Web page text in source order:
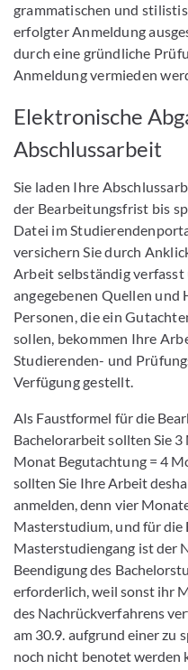
grammatischen und
erfolgter Anmeldung
durch eine gründliche
Anmeldung vermieden
Elektronische
Abschlussarbeit
Sie laden Ihre
der Bearbeitungsfrist bis
Datei im
versichern Sie durch
Arbeit selbständig verfasst
angegebenen Quellen
Personen, die ein
sollen, bekommen Ihre
Studierenden- und
Verfügung gestellt.
Als Faustformel für die
Bachelorarbeit sollten Sie3
Monat Begutachtung = 4
solltenSie Ihre Arbeit
anmelden, denn vier
Masterstudium, und für die
Masterstudiengang ist der
Beendigung des
erforderlich, weil sonst ihr
des Nachrückverfahrens
am 30.9. aufgrund einer zu
noch nicht benotet werden